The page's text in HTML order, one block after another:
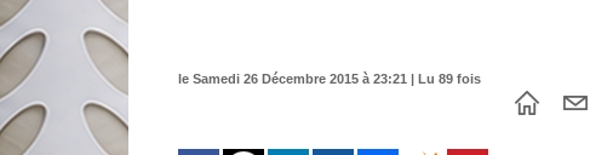
le Samedi 26 Décembre 2015 à 23:21 | Lu 89 fois